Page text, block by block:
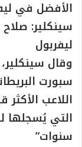
الأفضل في
سينكلير:
ليفربول
وقال
سبورت
اللاعب
سنوات”